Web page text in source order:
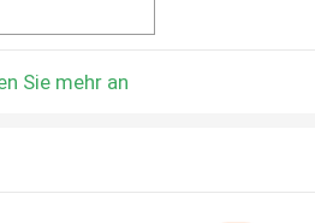
Sie mehr an